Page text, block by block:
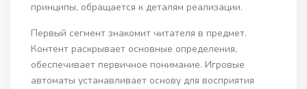
принципы, обращается к деталям реализации.
Первый сегмент знакомит читателя в предмет.
Контент раскрывает основные определения,
обеспечивает первичное понимание. Игровые
автоматы устанавливает основу для восприятия